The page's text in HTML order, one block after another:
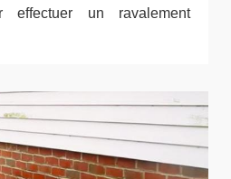
effectuer un ravalement